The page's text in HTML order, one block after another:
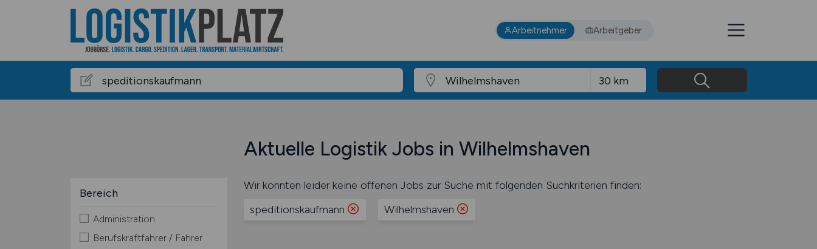
Arbeitnehmer Arbeitgeber
Aktuelle Logistik Jobs in Wilhelmshaven
Bereich
Administration
Berufskraftfahrer / Fahrer
Wir konnten leider keine offenen Jobs zur Suche mit folgenden Suchkriterien finden:
speditionskaufmann
Wilhelmshaven